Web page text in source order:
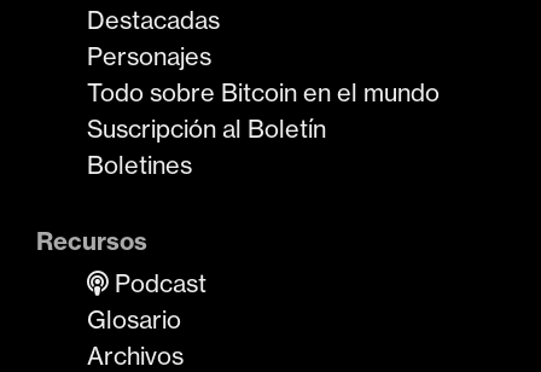
Destacadas
Personajes
Todo sobre Bitcoin en el mundo
Suscripción al Boletín
Boletines
Recursos
Podcast
Glosario
Archivos